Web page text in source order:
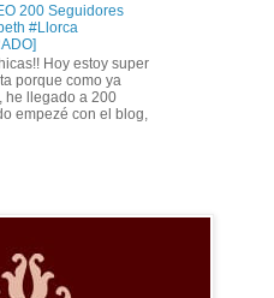
200 Seguidores
#Llorca
Hoy estoy super
porque como ya
he llegado a 200
empezé con el blog,